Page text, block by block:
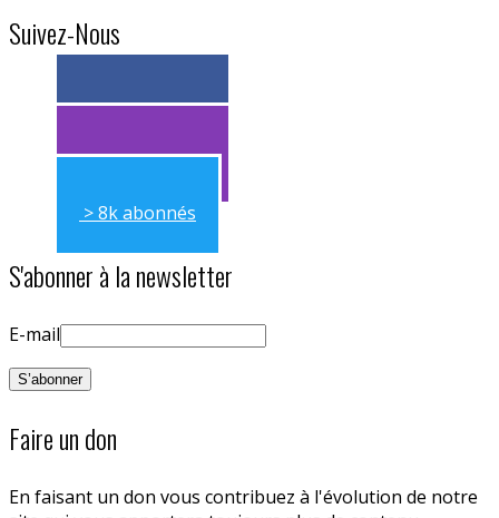
Suivez-Nous
> 11k abonnés
> 11k abonnés
> 8k abonnés
S'abonner à la newsletter
E-mail
Faire un don
En faisant un don vous contribuez à l'évolution de notre